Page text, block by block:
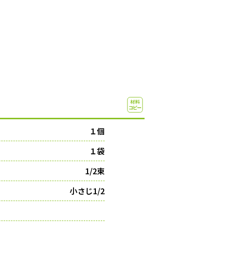
１個
１袋
1/2束
小さじ1/2